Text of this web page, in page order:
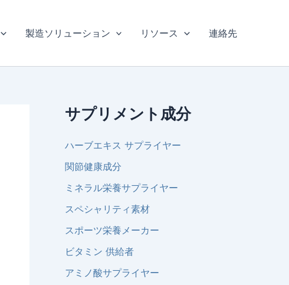
製造ソリューション リソース 連絡先
サプリメント成分
ハーブエキス サプライヤー
関節健康成分
ミネラル栄養サプライヤー
スペシャリティ素材
スポーツ栄養メーカー
ビタミン 供給者
アミノ酸サプライヤー